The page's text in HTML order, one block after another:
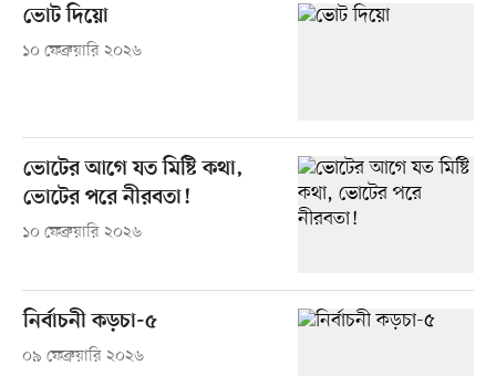
ভোট দিয়ো
১০ ফেব্রুয়ারি ২০২৬
ভোটের আগে যত মিষ্টি কথা,
ভোটের পরে নীরবতা!
১০ ফেব্রুয়ারি ২০২৬
নির্বাচনী কড়চা-৫
০৯ ফেব্রুয়ারি ২০২৬